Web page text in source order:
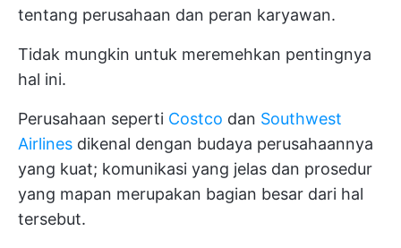
tentang perusahaan dan peran karyawan.
Tidak mungkin untuk meremehkan pentingnya
hal ini.
Perusahaan seperti Costco dan Southwest
Airlines dikenal dengan budaya perusahaannya
yang kuat; komunikasi yang jelas dan prosedur
yang mapan merupakan bagian besar dari hal
tersebut.